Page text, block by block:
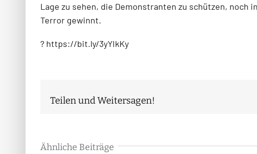
Lage zu sehen, die Demonstranten zu schützen,
Terror gewinnt.
? https://bit.ly/3yYIkKy
Teilen und Weitersagen!
Ähnliche Beiträge